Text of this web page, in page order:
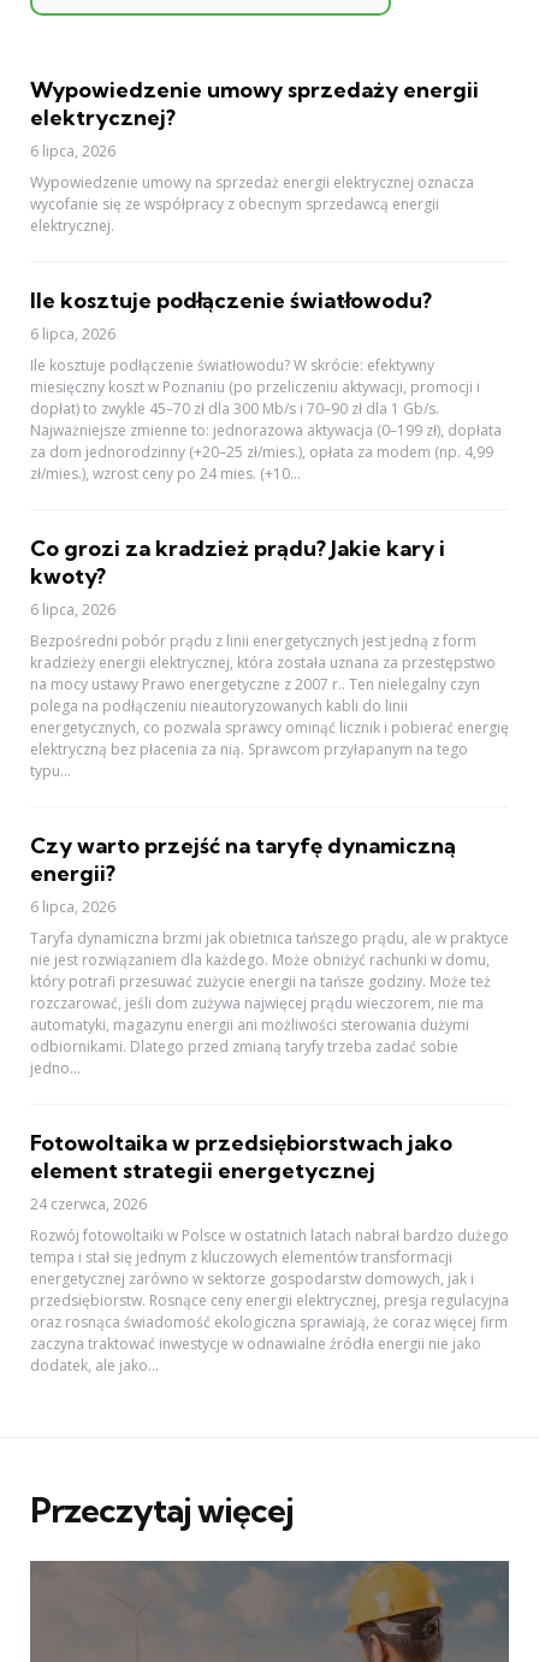
Wypowiedzenie umowy sprzedaży energii
elektrycznej?
6 lipca, 2026
Wypowiedzenie umowy na sprzedaż energii elektrycznej oznacza
wycofanie się ze współpracy z obecnym sprzedawcą energii
elektrycznej.
Ile kosztuje podłączenie światłowodu?
6 lipca, 2026
Ile kosztuje podłączenie światłowodu? W skrócie: efektywny
miesięczny koszt w Poznaniu (po przeliczeniu aktywacji, promocji i
dopłat) to zwykle 45–70 zł dla 300 Mb/s i 70–90 zł dla 1 Gb/s.
Najważniejsze zmienne to: jednorazowa aktywacja (0–199 zł), dopłata
za dom jednorodzinny (+20–25 zł/mies.), opłata za modem (np. 4,99
zł/mies.), wzrost ceny po 24 mies. (+10...
Co grozi za kradzież prądu? Jakie kary i
kwoty?
6 lipca, 2026
Bezpośredni pobór prądu z linii energetycznych jest jedną z form
kradzieży energii elektrycznej, która została uznana za przestępstwo
na mocy ustawy Prawo energetyczne z 2007 r.. Ten nielegalny czyn
polega na podłączeniu nieautoryzowanych kabli do linii
energetycznych, co pozwala sprawcy ominąć licznik i pobierać energię
elektryczną bez płacenia za nią. Sprawcom przyłapanym na tego
typu...
Czy warto przejść na taryfę dynamiczną
energii?
6 lipca, 2026
Taryfa dynamiczna brzmi jak obietnica tańszego prądu, ale w praktyce
nie jest rozwiązaniem dla każdego. Może obniżyć rachunki w domu,
który potrafi przesuwać zużycie energii na tańsze godziny. Może też
rozczarować, jeśli dom zużywa najwięcej prądu wieczorem, nie ma
automatyki, magazynu energii ani możliwości sterowania dużymi
odbiornikami. Dlatego przed zmianą taryfy trzeba zadać sobie
jedno...
Fotowoltaika w przedsiębiorstwach jako
element strategii energetycznej
24 czerwca, 2026
Rozwój fotowoltaiki w Polsce w ostatnich latach nabrał bardzo dużego
tempa i stał się jednym z kluczowych elementów transformacji
energetycznej zarówno w sektorze gospodarstw domowych, jak i
przedsiębiorstw. Rosnące ceny energii elektrycznej, presja regulacyjna
oraz rosnąca świadomość ekologiczna sprawiają, że coraz więcej firm
zaczyna traktować inwestycje w odnawialne źródła energii nie jako
dodatek, ale jako...
Przeczytaj więcej